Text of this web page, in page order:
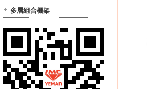
多層組合棚架